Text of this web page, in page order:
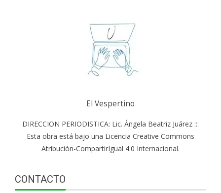
El Vespertino
DIRECCION PERIODISTICA: Lic. Ángela Beatriz Juárez :::
Esta obra está bajo una Licencia Creative Commons
Atribución-CompartirIgual 4.0 Internacional.
CONTACTO